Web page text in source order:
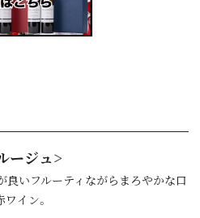
ージュ>
いフルーティながらまろやかな口
イン。